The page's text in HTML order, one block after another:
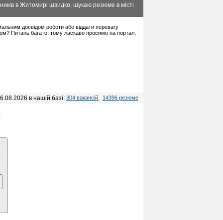
в Житомирі швидко, шукаю резюме в місті
досвідом роботи або віддати перевагу
Питань багато, тому ласкаво просимо на портал,
в нашій базі: 304 вакансій, 14396 резюме